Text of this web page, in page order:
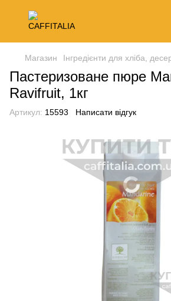
Магазин Інгредієнти для хліба,
Пастеризоване пюре
Ravifruit, 1кг
Артикул: 15593 Написати відгук